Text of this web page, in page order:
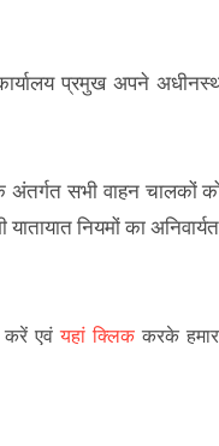
प्रमुख अपने
अंतर्गत सभी वाहन चालकों
नियमों का
करें एवंयहां क्लिककरके